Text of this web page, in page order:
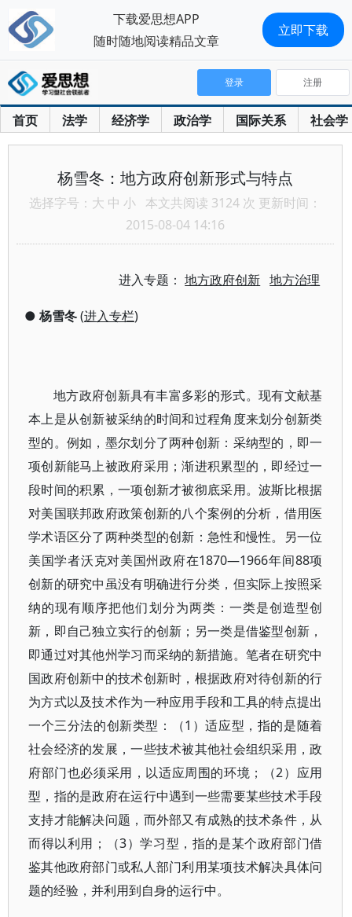
首页 法学 经济学 政治学 国际关系 社会学
登录 注册
杨雪冬：地方政府创新形式与特点
选择字号： 大 中 小 本文共阅读 3124 次 更新时间：
2015-08-04 14:16
进入专题：地方政府创新 地方治理
● 杨雪冬(进入专栏)
地方政府创新具有丰富多彩的形式。现有文献基
本上是从创新被采纳的时间和过程角度来划分创新类
型的。例如，墨尔划分了两种创新：采纳型的，即一
项创新能马上被政府采用；渐进积累型的，即经过一
段时间的积累，一项创新才被彻底采用。波斯比根据
对美国联邦政府政策创新的八个案例的分析，借用医
学术语区分了两种类型的创新：急性和慢性。另一位
美国学者沃克对美国州政府在1870—1966年间88项
创新的研究中虽没有明确进行分类，但实际上按照采
纳的现有顺序把他们划分为两类：一类是创造型创
新，即自己独立实行的创新；另一类是借鉴型创新，
即通过对其他州学习而采纳的新措施。笔者在研究中
国政府创新中的技术创新时，根据政府对待创新的行
为方式以及技术作为一种应用手段和工具的特点提出
一个三分法的创新类型：（1）适应型，指的是随着
社会经济的发展，一些技术被其他社会组织采用，政
府部门也必须采用，以适应周围的环境；（2）应用
型，指的是政府在运行中遇到一些需要某些技术手段
支持才能解决问题，而外部又有成熟的技术条件，从
而得以利用；（3）学习型，指的是某个政府部门借
鉴其他政府部门或私人部门利用某项技术解决具体问
题的经验，并利用到自身的运行中。
下载爱思想APP
随时随地阅读精品文章
立即下载